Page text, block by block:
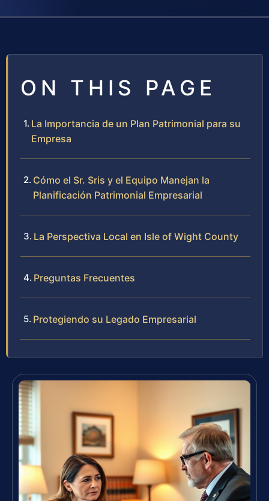
ON THIS PAGE
La Importancia de un Plan Patrimonial para su
Empresa
Cómo el Sr. Sris y el Equipo Manejan la
Planificación Patrimonial Empresarial
La Perspectiva Local en Isle of Wight County
Preguntas Frecuentes
Protegiendo su Legado Empresarial